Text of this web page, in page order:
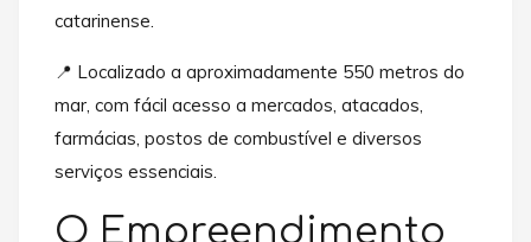
catarinense.
📍 Localizado a aproximadamente 550 metros do
mar, com fácil acesso a mercados, atacados,
farmácias, postos de combustível e diversos
serviços essenciais.
O Empreendimento